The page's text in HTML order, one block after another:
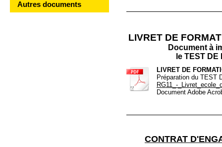
Autres documents
LIVRET DE
Document à
le TEST DE
LIVRET DE
Préparation du TEST
RG11_-
Document Adobe
CONTRAT